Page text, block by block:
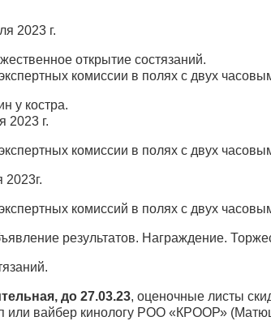
2023 г.
открытие состязаний.
комиссии в полях с двух
у костра.
2023 г.
комиссии в полях с двух
2023г.
комиссий в полях с двух
результатов. Награждение.
до 27.03.23, оценочные листы
или вайбер кинологу РОО «КРООР»